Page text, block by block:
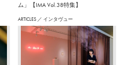
ム」【IMA Vol.38特集】
ARTICLES ／ インタヴュー